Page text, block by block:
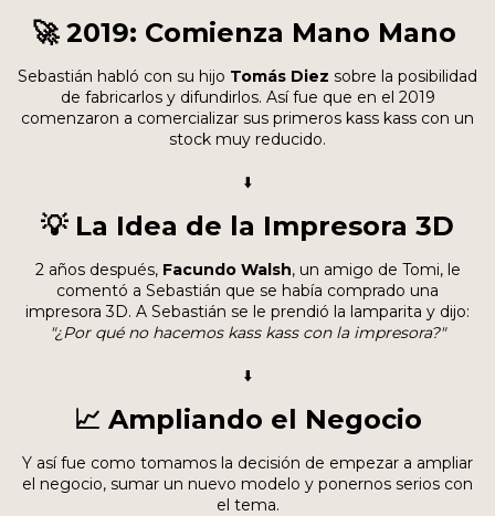
🚀 2019: Comienza Mano Mano
Sebastián habló con su hijo Tomás Diez sobre la posibilidad
de fabricarlos y difundirlos. Así fue que en el 2019
comenzaron a comercializar sus primeros kass kass con un
stock muy reducido.
⬇️
💡 La Idea de la Impresora 3D
2 años después, Facundo Walsh, un amigo de Tomi, le
comentó a Sebastián que se había comprado una
impresora 3D. A Sebastián se le prendió la lamparita y dijo:
"¿Por qué no hacemos kass kass con la impresora?"
⬇️
📈 Ampliando el Negocio
Y así fue como tomamos la decisión de empezar a ampliar
el negocio, sumar un nuevo modelo y ponernos serios con
el tema.